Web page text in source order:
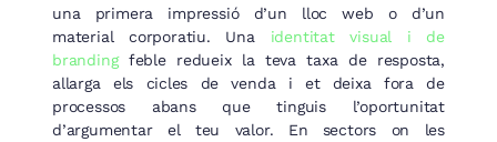
una primera impressió d’un lloc web o d’un
material corporatiu. Una identitat visual i de
brandingfeble redueix la teva taxa de resposta,
allarga els cicles de venda i et deixa fora de
processos abans que tinguis l’oportunitat
d’argumentar el teu valor. En sectors on les